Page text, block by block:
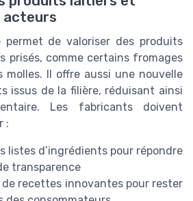
acteurs
permet de valoriser des produits
prisés, comme certains fromages
molles. Il offre aussi une nouvelle
issus de la filière, réduisant ainsi
Les fabricants doivent
:
listes d’ingrédients pour répondre
transparence
de recettes innovantes pour rester